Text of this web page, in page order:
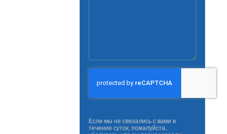
Если мы не связались с вами в
течение суток, пожалуйста,